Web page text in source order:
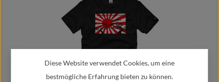
Diese Website verwendet Cookies, um eine
bestmögliche Erfahrung bieten zu können.